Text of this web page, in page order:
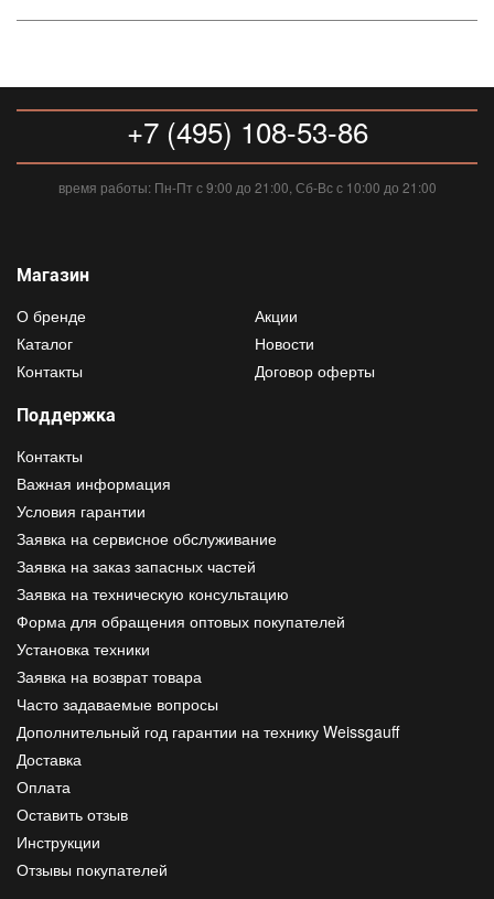
+7 (495) 108-53-86
время работы: Пн-Пт с 9:00 до 21:00, Сб-Вс с 10:00 до 21:00
Магазин
О бренде
Каталог
Контакты
Акции
Новости
Договор оферты
Поддержка
Контакты
Важная информация
Условия гарантии
Заявка на сервисное обслуживание
Заявка на заказ запасных частей
Заявка на техническую консультацию
Форма для обращения оптовых покупателей
Установка техники
Заявка на возврат товара
Часто задаваемые вопросы
Дополнительный год гарантии на технику Weissgauff
Доставка
Оплата
Оставить отзыв
Инструкции
Отзывы покупателей